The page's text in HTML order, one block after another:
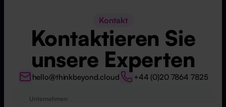
Kontakt
Kontaktieren Sie
unsere Experten
hello@thinkbeyond.cloud +44 (0)20 7864 7825
Unternehmen